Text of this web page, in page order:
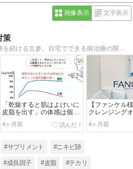
画像表示 文字表示
策
「乾燥すると肌はよけいに
皮脂を出す」の体感は個人
差デカい
4ヶ月前
【ファンケル
クレンジング
ーアル勉強会
た
4ヶ月前
#サプリメント #ニキビ跡
#成長因子 #皮脂 #テカリ